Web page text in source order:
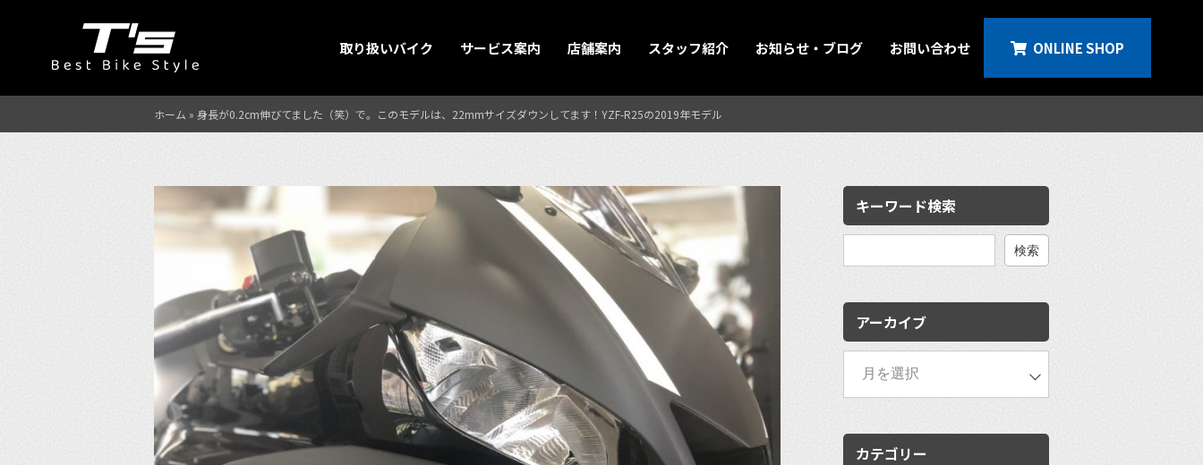
取り扱いバイク サービス案内 店舗案内 スタッフ紹介 お知らせ・ブログ お問い合わせ ONLINE SHOP
ホーム » 身長が0.2cm伸びてました（笑）で。このモデルは、22mmサイズダウンしてます！YZF-R25の2019年モデル
キーワード検索
検
アーカイブ
カテゴリー